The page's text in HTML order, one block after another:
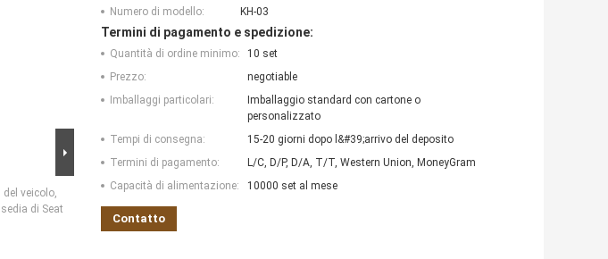
del veicolo,
di Seat
Numero di modello:
KH-03
Termini di pagamento e spedizione:
Quantità di ordine minimo:
10 set
Prezzo:
negotiable
Imballaggi particolari:
Imballaggio standard con cartone o
personalizzato
Tempi di consegna:
15-20 giorni dopo l&#39;arrivo del deposito
Termini di pagamento:
L/C, D/P, D/A, T/T, Western Union, MoneyGram
Capacità di alimentazione:
10000 set al mese
Contatto